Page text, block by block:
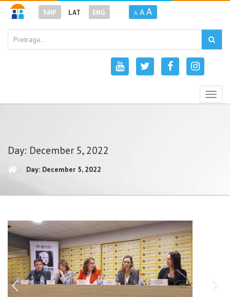
ЋИР LAT ENG A A A
Day: December 5, 2022
Day: December 5, 2022